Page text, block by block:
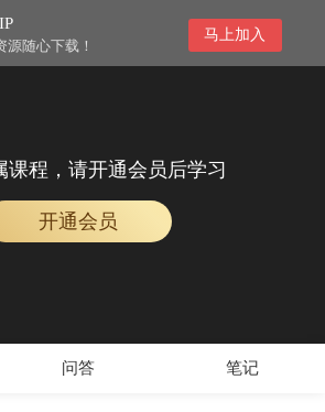
源随心下载！
马上加入
课程，请开通会员后学习
开通会员
问答 笔记